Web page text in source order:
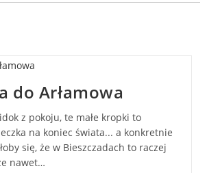
do Arłamowa
z pokoju, te małe kropki to
na koniec świata... a konkretnie
się, że w Bieszczadach to raczej
nawet…